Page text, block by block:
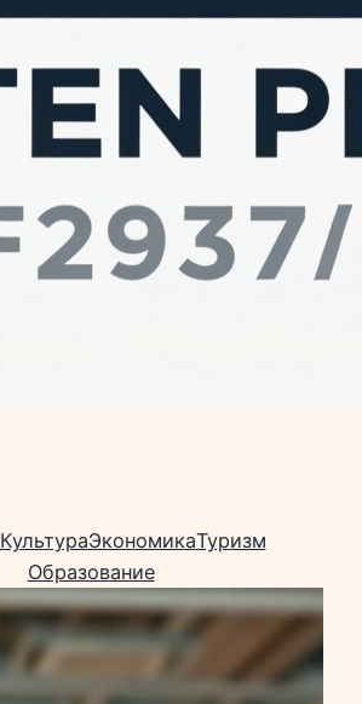
КультураЭкономикаТуризм
Образование